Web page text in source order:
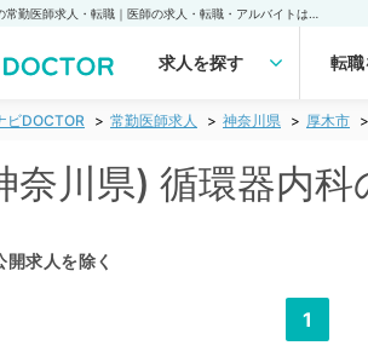
求人を探す 転
ビDOCTOR 常勤医師求人 神奈川県 厚木市
奈川県) 循環器内
求人を除く
1